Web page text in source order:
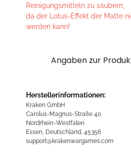
Reinigungsmitteln zu säubern,
da der Lotus-Effekt der Matte
werden kann!
Angaben zur
Herstellerinformationen:
Kraken GmbH
Carolus-Magnus-Straße 40
Nordrhein-Westfalen
Essen, Deutschland, 45356
support@krakenwargames.com